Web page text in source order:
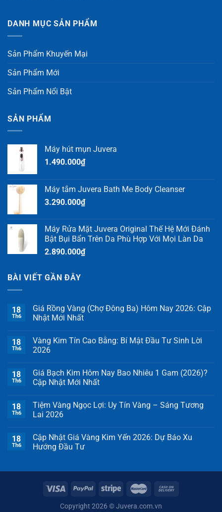
DANH MỤC SẢN PHẨM
Sản Phẩm Khuyến Mại
Sản Phẩm Mới
Sản Phẩm Nổi Bật
SẢN PHẨM
Máy hút mụn Juvera
1.490.000₫
Máy tắm Juvera Bath Me Body Cleanser
3.290.000₫
Máy Rửa Mặt Juvera Original Thế Hệ Mới Đánh
Bật Bụi Bẩn Trên Da Phù Hợp Với Mọi Làn Da
2.890.000₫
BÀI VIẾT GẦN ĐÂY
18
Th6
Giá Rồng Vàng (Chợ Đông Ba) Hôm Nay 2026: Cập
Nhật Mới Nhất
18
Th6
Vàng Kim Tín Cao Bằng: Bí Mật Đầu Tư Sinh Lời
2026
18
Th6
Giá Bạch Kim Hôm Nay Bao Nhiêu 1 Gam (2026)?
Cập Nhật Mới Nhất
18
Th6
Tiệm Vàng Ngọc Lợi: Uy Tín Vàng – Sáng Tương
Lai 2026
18
Th6
Cập Nhật Giá Vàng Kim Yến 2026: Dự Báo Xu
Hướng Đầu Tư
Copyright 2026 ©Juvera.com.vn